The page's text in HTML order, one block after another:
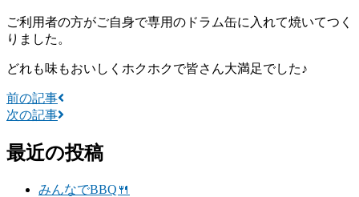
ご利用者の方がご自身で専用のドラム缶に入れて焼いてつく
りました。
どれも味もおいしくホクホクで皆さん大満足でした♪
前の記事
次の記事
最近の投稿
みんなでBBQ🍴